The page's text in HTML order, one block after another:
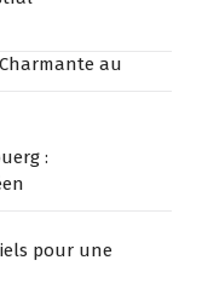
au
:
pour une